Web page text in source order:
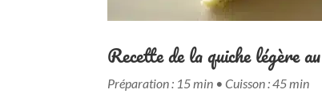
Recette de la quiche légère
Préparation : 15 min •Cuisson : 45 min